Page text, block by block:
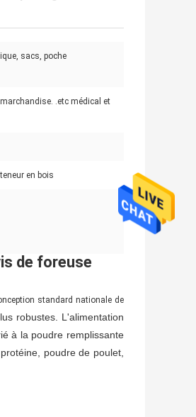
sacs, poche
.etc médical et
en bois
de foreuse
standard nationale de
robustes. L'alimentation
à la poudre remplissante
poudre de poulet,